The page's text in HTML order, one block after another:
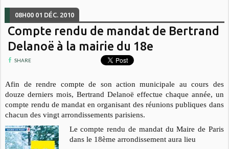
08H00 01 DÉC. 2010
Compte rendu de mandat de Bertrand
Delanoë à la mairie du 18e
SHARE
Afin de rendre compte de son action municipale au cours des
douze derniers mois, Bertrand Delanoë effectue chaque année, un
compte rendu de mandat en organisant des réunions publiques dans
chacun des vingt arrondissements parisiens.
Le compte rendu de mandat du Maire de Paris
dans le 18ème arrondissement aura lieu